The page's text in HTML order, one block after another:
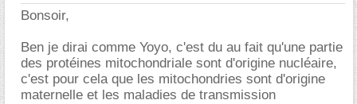
Bonsoir,
Ben je dirai comme Yoyo, c'est du au fait qu'une partie
des protéines mitochondriale sont d'origine nucléaire,
c'est pour cela que les mitochondries sont d'origine
maternelle et les maladies de transmission